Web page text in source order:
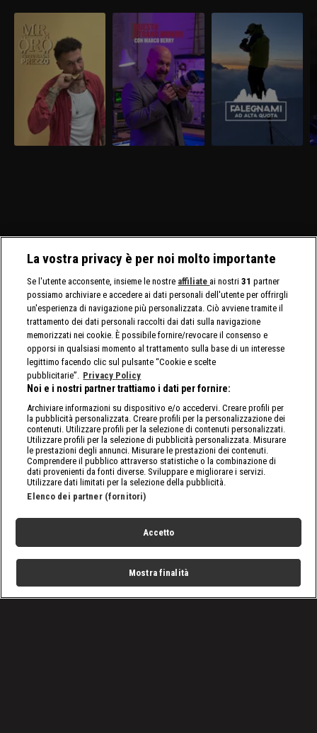
La vostra privacy è per noi molto importante
Se l'utente acconsente, insieme le nostre affiliate ai nostri31 partner
possiamo archiviare e accedere ai dati personali dell'utente per offrirgli
un'esperienza di navigazione più personalizzata. Ciò avviene tramite il
trattamento dei dati personali raccolti dai dati sulla navigazione
memorizzati nei cookie. È possibile fornire/revocare il consenso e
opporsi in qualsiasi momento al trattamento sulla base di un interesse
legittimo facendo clic sul pulsante “Cookie e scelte
pubblicitarie”. Privacy Policy
Noi e i nostri partner trattiamo i dati per fornire:
Archiviare informazioni su dispositivo e/o accedervi. Creare profili per
la pubblicità personalizzata. Creare profili per la personalizzazione dei
contenuti. Utilizzare profili per la selezione di contenuti personalizzati.
Utilizzare profili per la selezione di pubblicità personalizzata. Misurare
le prestazioni degli annunci. Misurare le prestazioni dei contenuti.
Comprendere il pubblico attraverso statistiche o la combinazione di
dati provenienti da fonti diverse. Sviluppare e migliorare i servizi.
Utilizzare dati limitati per la selezione della pubblicità.
Elenco dei partner (fornitori)
Accetto
Mostra finalità